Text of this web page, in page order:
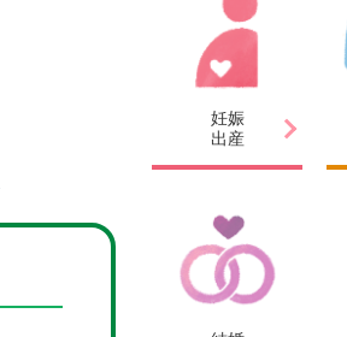
妊娠
出産